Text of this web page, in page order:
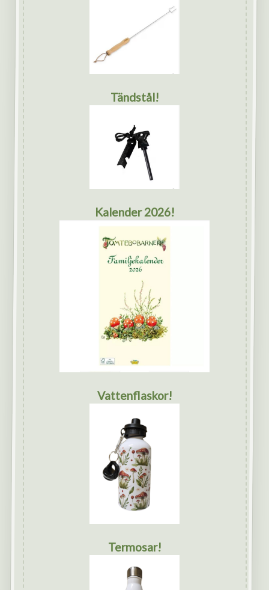
Tändstål!
Kalender 2026!
Vattenflaskor!
Termosar!